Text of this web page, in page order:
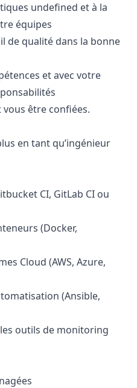
undefined et à la
équipes
de qualité dans la bonne
et avec votre
être confiées.
en tant qu’ingénieur
CI, GitLab CI ou
(Docker,
Cloud (AWS, Azure,
(Ansible,
outils de monitoring